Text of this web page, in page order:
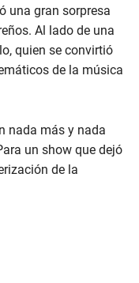
una gran sorpresa
Al lado de una
quien se convirtió
de la música
nada más y nada
un show que dejó
de la